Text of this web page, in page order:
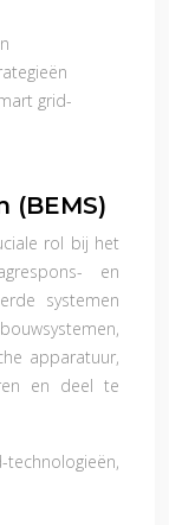
grid-
(BEMS)
rol bij het
en
systemen
apparatuur,
en deel te